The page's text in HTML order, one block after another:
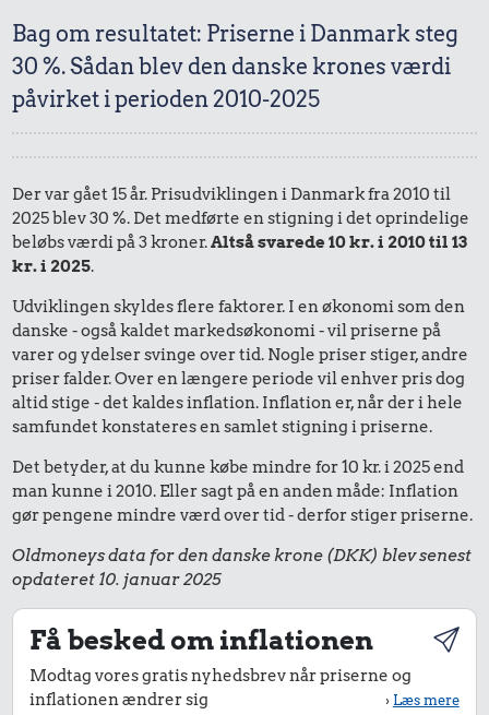
Bag om resultatet: Priserne i Danmark steg
30 %. Sådan blev den danske krones værdi
påvirket i perioden 2010-2025
Der var gået 15 år. Prisudviklingen i Danmark fra 2010 til
2025 blev 30 %. Det medførte en stigning i det oprindelige
beløbs værdi på 3 kroner.Altså svarede 10 kr. i 2010 til 13
kr. i 2025.
Udviklingen skyldes flere faktorer. I en økonomi som den
danske - også kaldet markedsøkonomi - vil priserne på
varer og ydelser svinge over tid. Nogle priser stiger, andre
priser falder. Over en længere periode vil enhver pris dog
altid stige - det kaldes inflation. Inflation er, når der i hele
samfundet konstateres en samlet stigning i priserne.
Det betyder, at du kunne købe mindre for 10 kr. i 2025 end
man kunne i 2010. Eller sagt på en anden måde: Inflation
gør pengene mindre værd over tid - derfor stiger priserne.
Oldmoneys data for den danske krone (DKK) blev senest
opdateret 10. januar 2025
Få besked om inflationen
Modtag vores gratis nyhedsbrev når priserne og
inflationen ændrer sig
›Læs mere